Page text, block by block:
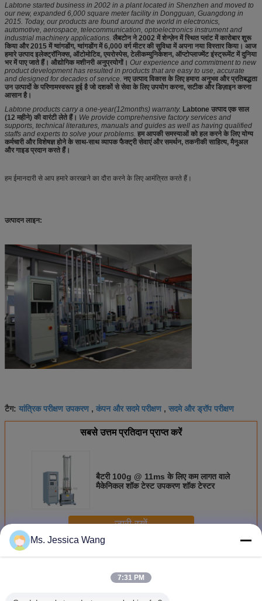
Labtone started business in 2002 in a plant located in Shenzhen and moved to
our new, expanded 6,000 square meter facility in Dongguan, Guangdong in
2015. Today, our products are found around the world in electronics,
automotive, aerospace, telecommunication, optoelectronics instrument and
industrial machinery applications. लैबटोन ने 2002 में शेन्ज़ेन में स्थित प्लांट में कारोबार शुरू
किया और 2015 में ग्वांगडोंग, ग्वांगडोंग में 6,000 वर्ग मीटर की सुविधा में अपना नया विस्तार किया। आज
हमारे उत्पाद इलेक्ट्रॉनिक्स, ऑटोमोटिव, एयरोस्पेस, टेलीकम्युनिकेशन, ऑप्टोप्लाज्मेंट इंस्ट्रूमेंट में दुनिया
भर में पाए जाते हैं। औद्योगिक मशीनरी अनुप्रयोगों। Our experience and commitment to new
product development has resulted in products that are easy to use, accurate
and designed for decades of service. नए उत्पाद विकास के लिए हमारा अनुभव और प्रतिबद्धता
उन उत्पादों के परिणामस्वरूप हुई है जो दशकों से सेवा के लिए उपयोग करना, सटीक और डिज़ाइन करना
आसान है।
Labtone products carry a one-year(12months) warranty. Labtone उत्पाद एक साल
(12 महीने) की वारंटी लेते हैं। We provide comprehensive factory services and
supports, technical literatures, manuals and guides as well as having qualified
staffs and experts to solve your problems. हम आपकी समस्याओं को हल करने के लिए योग्य
कर्मचारी और विशेषज्ञ होने के साथ-साथ व्यापक फैक्ट्री सेवाएं और समर्थन, तकनीकी साहित्य, मैनुअल
और गाइड प्रदान करते हैं।
हम ईमानदारी से आप हमारे कारखाने का दौरा करने के लिए आमंत्रित करते हैं।
उत्पादन लाइन:
टैग: यांत्रिक परीक्षण उपकरण , कंपन और सदमे परीक्षण , सदमे और ड्रॉप परीक्षण
सबसे उत्तम प्रतिदान प्राप्त करें
बैटरी 100g @ 11ms के लिए कम लागत वाले
मैकेनिकल शॉक टेस्ट उपकरण शॉक टेस्टर
जारी रखें
अधिकमैकेनिकल शॉक टेस्ट उपकरण
Ms. Jessica Wang
7:31 PM